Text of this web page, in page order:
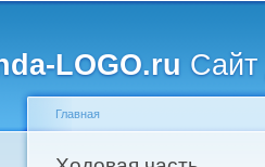
LOGO.ru Сайт
Главная